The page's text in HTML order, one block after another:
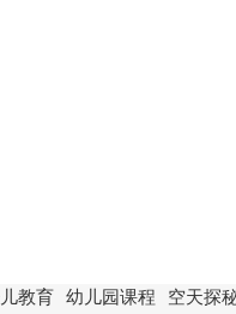
教育 幼儿园课程 空天探